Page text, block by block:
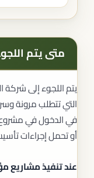
متى يتم
يتم اللجوء إلى شركة
التي تتطلب مرونة
في الدخول في
أو تحمل إجراءات
عند تنفيذ مشاريع